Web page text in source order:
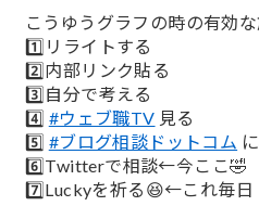
こうゆうグラフの時の有効
1️⃣リライトする
2️⃣内部リンク貼る
3️⃣自分で考える
4️⃣ #ウェブ職TV 見る
5️⃣ #ブログ相談ドットコム
6️⃣Twitterで相談←今ここ🤣
7️⃣Luckyを祈る😆←これ毎日